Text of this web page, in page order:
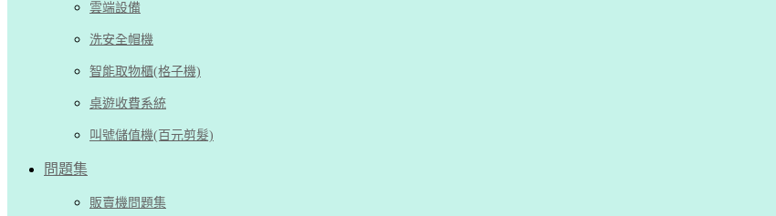
雲端設備
洗安全帽機
智能取物櫃(格子機)
桌遊收費系統
叫號儲值機(百元剪髮)
問題集
販賣機問題集